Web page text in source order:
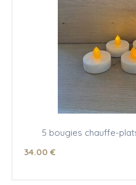
5 bougies chauffe-
34.00 €